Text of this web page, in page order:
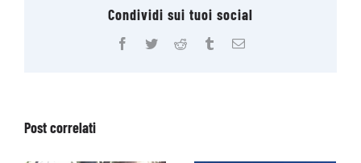
Condividi sui tuoi social
Facebook
TwitterReddit TumblrEmail
Post correlati